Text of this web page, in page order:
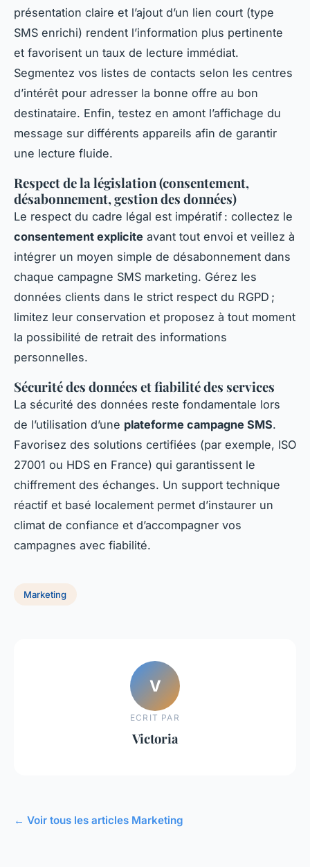
présentation claire et l’ajout d’un lien court (type
SMS enrichi) rendent l’information plus pertinente
et favorisent un taux de lecture immédiat.
Segmentez vos listes de contacts selon les centres
d’intérêt pour adresser la bonne offre au bon
destinataire. Enfin, testez en amont l’affichage du
message sur différents appareils afin de garantir
une lecture fluide.
Respect de la législation (consentement,
désabonnement, gestion des données)
Le respect du cadre légal est impératif : collectez le
consentement explicite avant tout envoi et veillez à
intégrer un moyen simple de désabonnement dans
chaque campagne SMS marketing. Gérez les
données clients dans le strict respect du RGPD ;
limitez leur conservation et proposez à tout moment
la possibilité de retrait des informations
personnelles.
Sécurité des données et fiabilité des services
La sécurité des données reste fondamentale lors
de l’utilisation d’une plateforme campagne SMS.
Favorisez des solutions certifiées (par exemple, ISO
27001 ou HDS en France) qui garantissent le
chiffrement des échanges. Un support technique
réactif et basé localement permet d’instaurer un
climat de confiance et d’accompagner vos
campagnes avec fiabilité.
Marketing
V
ECRIT PAR
Victoria
← Voir tous les articles Marketing